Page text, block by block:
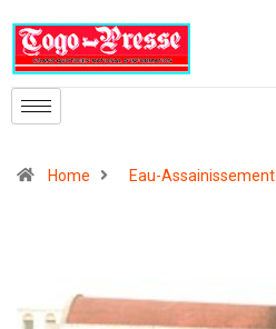
Home Eau-Assainissement